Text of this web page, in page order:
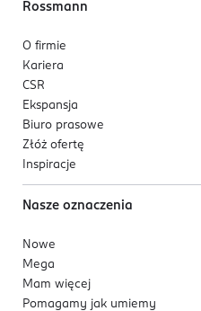
Rossmann
O firmie
Kariera
CSR
Ekspansja
Biuro prasowe
Złóż ofertę
Inspiracje
Nasze oznaczenia
Nowe
Mega
Mam więcej
Pomagamy jak umiemy